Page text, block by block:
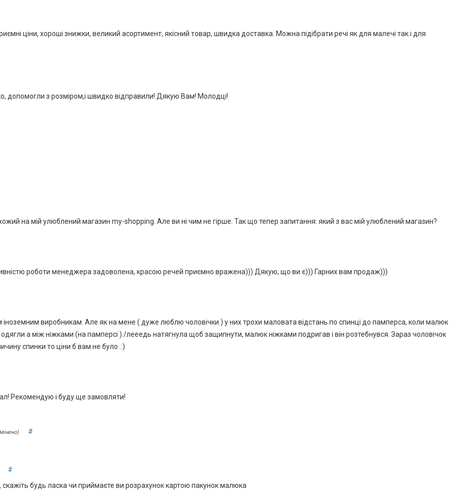
ціни, хороші знижки, великий асортимент, якісний товар, швидка доставка. Можна підібрати речі як для малечі так і для
допомогли з розміром,і швидко відправили! Дякую Вам! Молодці!
на мій улюблений магазин my-shopping. Але ви ні чим не гірше. Так що тепер запитання: який з вас мій улюблений магазин?
роботи менеджера задоволена, красою речей приємно вражена))) Дякую, що ви є))) Гарних вам продаж)))
іноземним виробникам. Але як на мене ( дуже люблю чоловічки ) у них трохи маловата відстань по спинці до памперса, коли малюк
а між ніжками (на памперсі ) /лееедь натягнула щоб защипнути, малюк ніжками подригав і він розтебнувся. Зараз чоловічок
спинки то ціни б вам не було .:)
Рекомендую і буду ще замовляти!
#
#
будь ласка чи приймаєте ви розрахунок картою пакунок малюка